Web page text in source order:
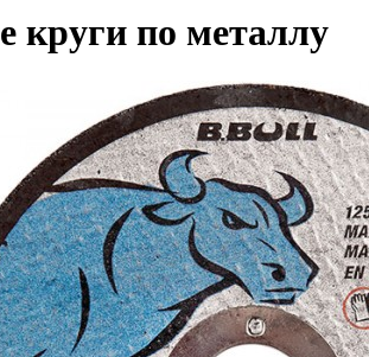
круги по металлу